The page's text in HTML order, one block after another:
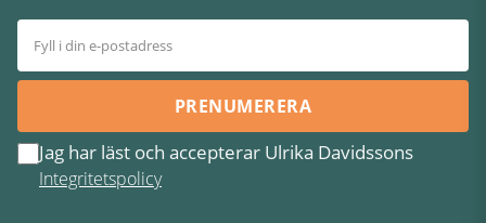
PRENUMERERA
Jag har läst och accepterar Ulrika Davidssons
Integritetspolicy